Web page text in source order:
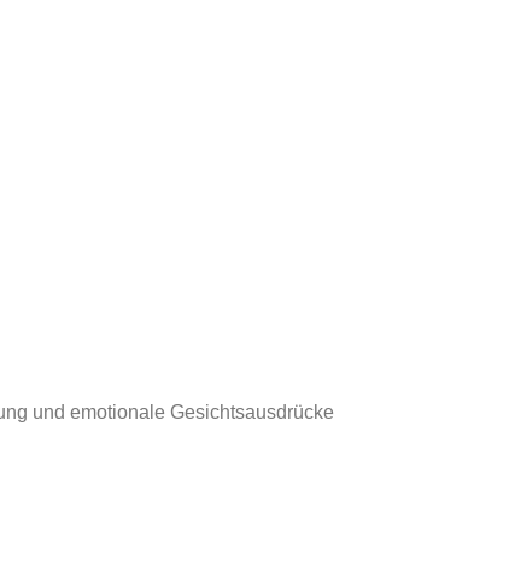
und emotionale Gesichtsausdrücke